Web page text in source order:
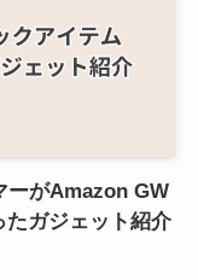
ーがAmazon GW
たガジェット紹介